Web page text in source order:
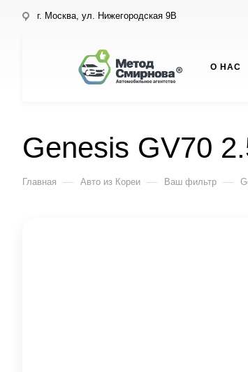
г. Москва, ул. Нижегородская 9В
О НАС
Genesis GV70
Главная — Авто из Кореи — Ваш фильтр —